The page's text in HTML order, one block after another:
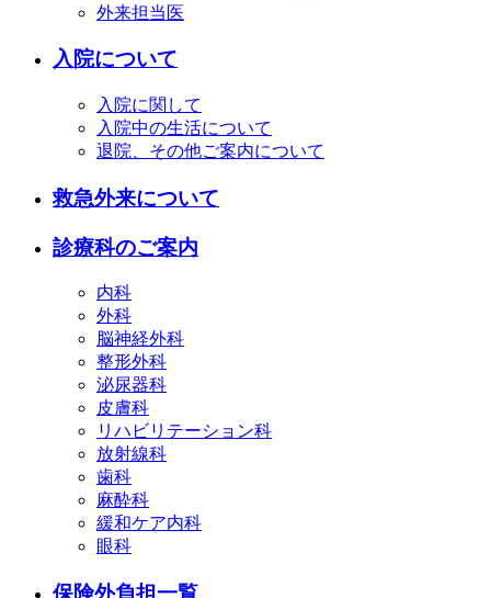
外来担当医
入院について
入院に関して
入院中の生活について
退院、その他ご案内について
救急外来について
診療科のご案内
内科
外科
脳神経外科
整形外科
泌尿器科
皮膚科
リハビリテーション科
放射線科
歯科
麻酔科
緩和ケア内科
眼科
保険外負担一覧